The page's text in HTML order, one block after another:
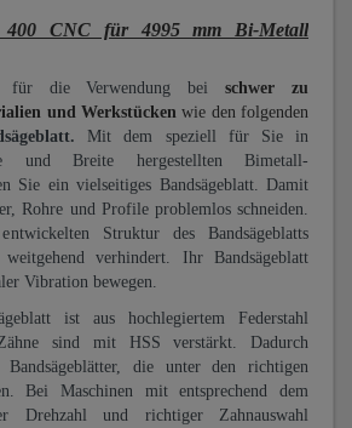
CNC für 4995 mm Bi-Metall
für die Verwendung beischwer zu
und Werkstücken wie den folgenden
Mit dem speziell für Sie in
und Breite hergestellten Bimetall-
Sie ein vielseitiges Bandsägeblatt. Damit
Rohre und Profile problemlos schneiden.
Struktur des Bandsägeblatts
verhindert. Ihr Bandsägeblatt
Vibration bewegen.
ist aus hochlegiertem Federstahl
sind mit HSS verstärkt. Dadurch
Bandsägeblätter, die unter den richtigen
Bei Maschinen mit entsprechend dem
Drehzahl und richtiger Zahnauswahl